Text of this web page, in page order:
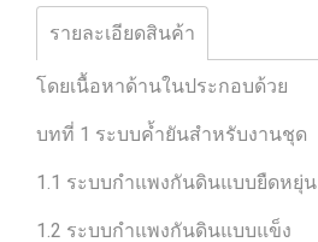
รายละเอียดสินค้า
โดยเนื้อหาด้านในประกอบด้วย
บทที่ 1 ระบบค้ำยันสำหรับงานชุด
1.1 ระบบกำแพงกันดินแบบยืดหยุ่น
1.2 ระบบกำแพงกันดินแบบแข็ง